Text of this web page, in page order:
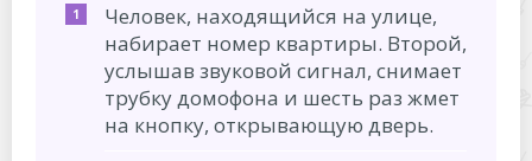
Человек, находящийся на улице,
набирает номер квартиры. Второй,
услышав звуковой сигнал, снимает
трубку домофона и шесть раз жмет
на кнопку, открывающую дверь.